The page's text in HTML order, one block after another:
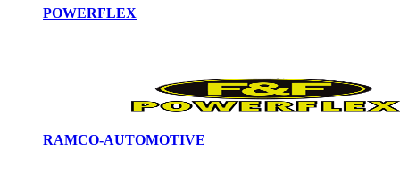
POWERFLEX
RAMCO-AUTOMOTIVE